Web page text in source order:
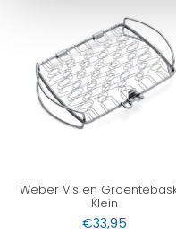
Weber Vis en
Klein
€33,95